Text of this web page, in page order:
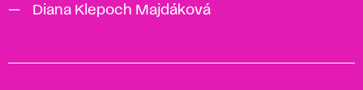
Diana Klepoch Majdáková